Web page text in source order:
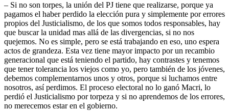
– Si no son torpes, la unión del PJ tiene que realizarse, porque ya
pagamos el haber perdido la elección pura y simplemente por errores
propios del Justicialismo, de los que somos todos responsables, hay
que buscar la unidad mas allá de las divergencias, si no nos
quejemos. No es simple, pero se está trabajando en eso, uno espera
actos de grandeza. Esta vez tiene mayor impacto por un recambio
generacional que está teniendo el partido, hay contrastes y tenemos
que tener tolerancia los viejos como yo, pero también de los jóvenes,
debemos complementarnos unos y otros, porque si luchamos entre
nosotros, así perdimos. El proceso electoral no lo ganó Macri, lo
perdió el Justicialismo por torpeza y si no aprendemos de los errores,
no merecemos estar en el gobierno.